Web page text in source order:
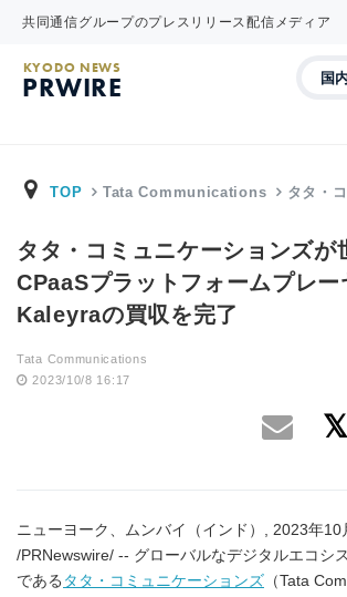
共同通信グループのプレスリリース配信メディア
国
KYODO NEWS
PRWIRE
TOP Tata Communications タタ・
タタ・コミュニケーションズが
CPaaSプラットフォームプレー
Kaleyraの買収を完了
Tata Communications
2023/10/8 16:17
ニューヨーク、ムンバイ（インド）, 2023年10
/PRNewswire/ -- グローバルなデジタルエコシ
である タタ・コミュニケーションズ （Tata